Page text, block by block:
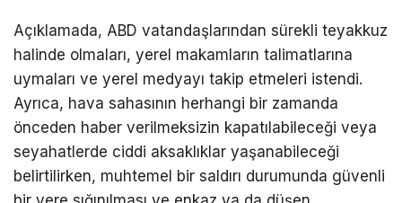
Açıklamada, ABD vatandaşlarından sürekli teyakkuz
halinde olmaları, yerel makamların talimatlarına
uymaları ve yerel medyayı takip etmeleri istendi.
Ayrıca, hava sahasının herhangi bir zamanda
önceden haber verilmeksizin kapatılabileceği veya
seyahatlerde ciddi aksaklıklar yaşanabileceği
belirtilirken, muhtemel bir saldırı durumunda güvenli